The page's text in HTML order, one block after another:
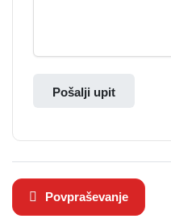
Pošalji upit
Povpraševanje